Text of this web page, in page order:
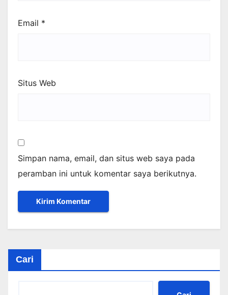
Email *
Situs Web
Simpan nama, email, dan situs web saya pada
peramban ini untuk komentar saya berikutnya.
Cari